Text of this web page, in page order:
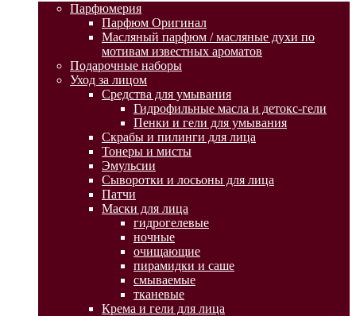
Парфюмерия
Парфюм Оригинал
Масляный парфюм / масляные духи по
мотивам известных ароматов
Подарочные наборы
Уход за лицом
Средства для умывания
Гидрофильные масла и детокс-гели
Пенки и гели для умывания
Скрабы и пилинги для лица
Тонеры и мисты
Эмульсии
Сыворотки и лосьоны для лица
Патчи
Маски для лица
гидрогелевые
ночные
очищающие
пирамидки и саше
смываемые
тканевые
Крема и гели для лица